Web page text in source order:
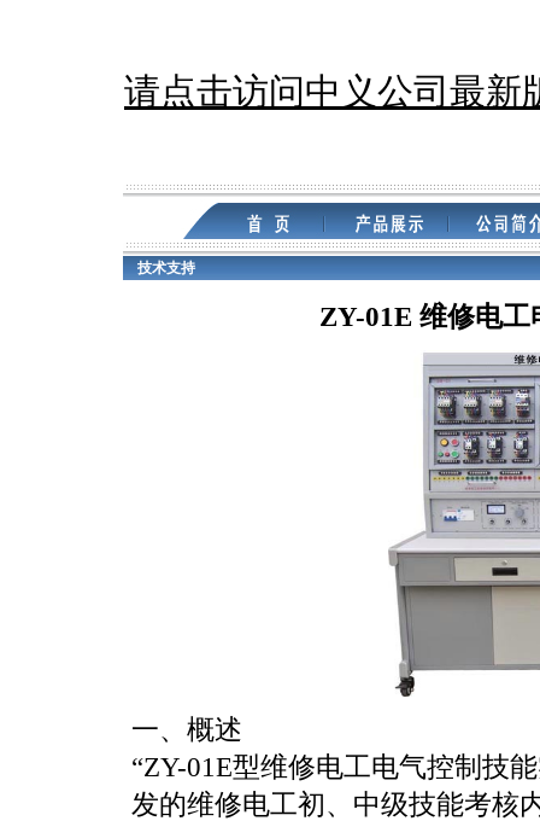
请点击访问中义公司最
技术支持
ZY-01E 维修电
一、概述
“ZY-01E型维修电工电气控制技
发的维修电工初、中级技能考核